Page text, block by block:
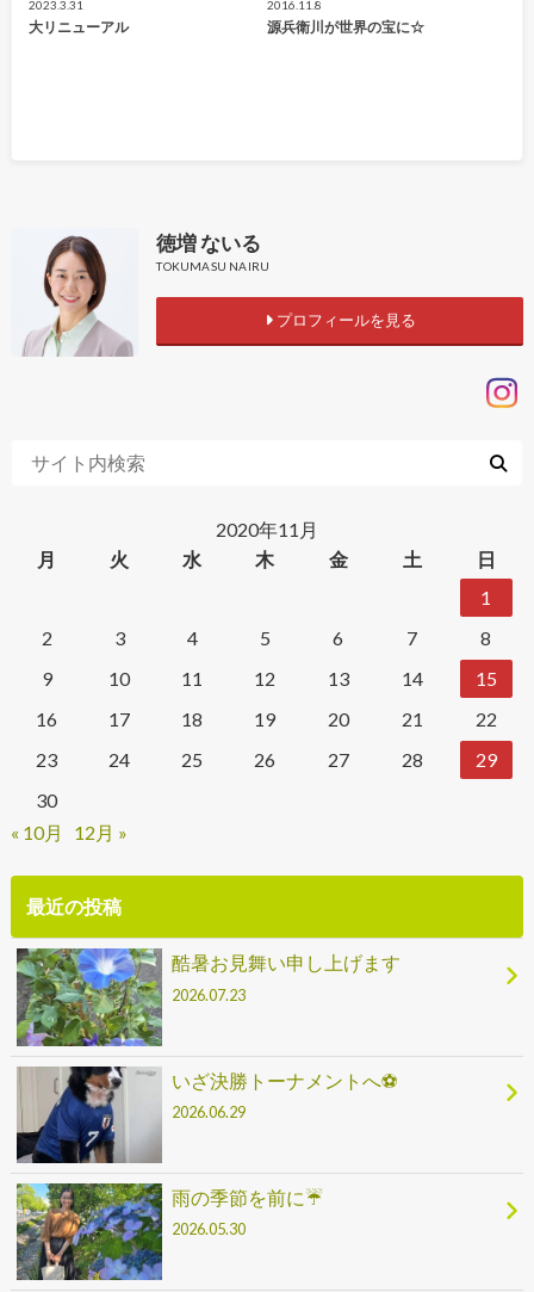
2023.3.31
大リニューアル
2016.11.8
源兵衛川が世界の宝に☆
徳増 ないる
TOKUMASU NAIRU
プロフィールを見る
2020年11月
月
火 水 木 金 土
日
1
2
3 4 5 6 7
8
9
10 11 12 13 14
15
16
17 18 19 20 21
22
23
24 25 26 27 28
29
30
« 10月
12月 »
最近の投稿
酷暑お見舞い申し上げます
2026.07.23
いざ決勝トーナメントへ⚽
2026.06.29
雨の季節を前に☔
2026.05.30